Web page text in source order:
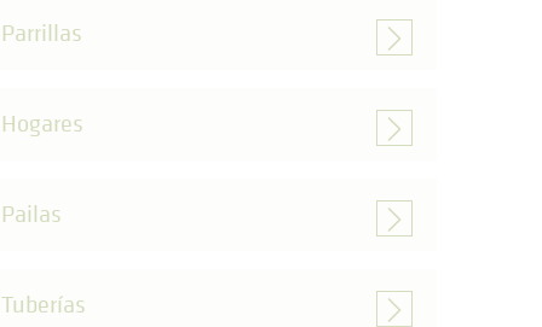
Parrillas
Hogares
Pailas
Tuberías